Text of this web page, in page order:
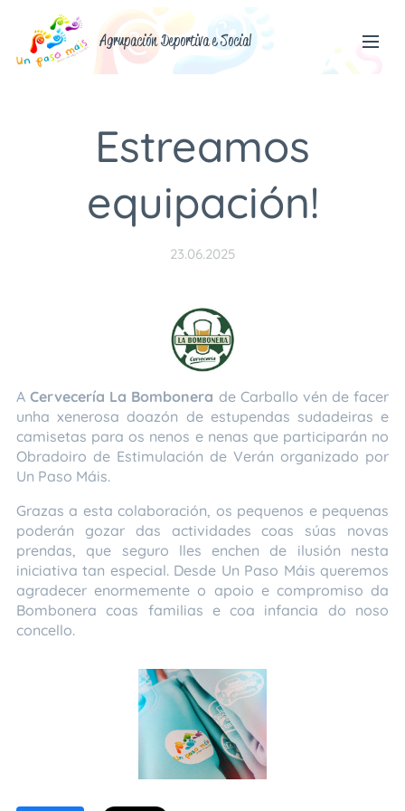
Agrupación Deportiva e Social
Estreamos
equipación!
23.06.2025
A Cervecería La Bombonera de Carballo vén de facer
unha xenerosa doazón de estupendas sudadeiras e
camisetas para os nenos e nenas que participarán no
Obradoiro de Estimulación de Verán organizado por
Un Paso Máis.
Grazas a esta colaboración, os pequenos e pequenas
poderán gozar das actividades coas súas novas
prendas, que seguro lles enchen de ilusión nesta
iniciativa tan especial. Desde Un Paso Máis queremos
agradecer enormemente o apoio e compromiso da
Bombonera coas familias e coa infancia do noso
concello.